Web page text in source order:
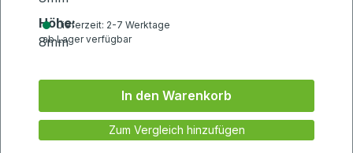
Höhe:
8mm
Lieferzeit: 2-7 Werktage
ab Lager verfügbar
In den Warenkorb
Zum Vergleich hinzufügen